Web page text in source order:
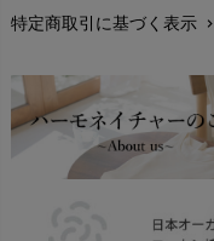
返品交換chevron_right
FAXでのご注文
お問い合わせchevron_right
特定商取引に基づく表示 chevron_right